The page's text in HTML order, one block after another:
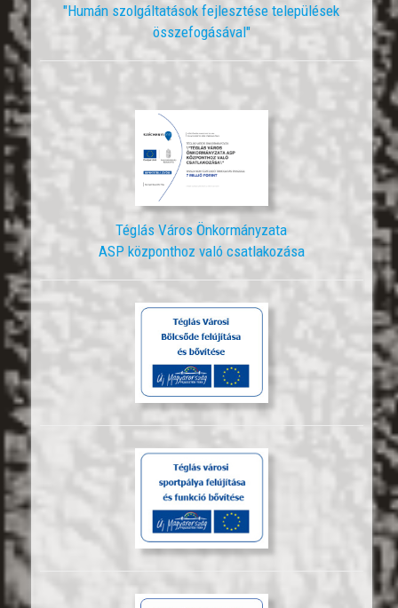
"Humán szolgáltatások fejlesztése települések
összefogásával"
Téglás Város Önkormányzata
ASP központhoz való csatlakozása